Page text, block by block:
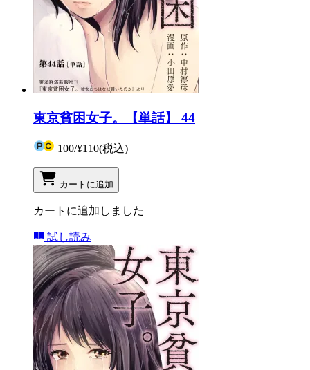
東京貧困女子。【単話】 44
100/¥110(税込)
カートに追加
カートに追加しました
試し読み